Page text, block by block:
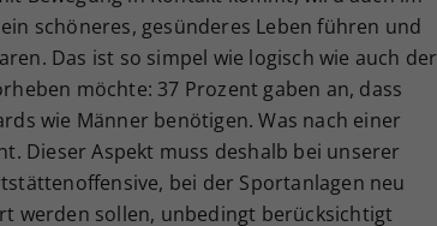
schöneres, gesünderes Leben führen und
Das ist so simpel wie logisch wie auch der
möchte: 37 Prozent gaben an, dass
wie Männer benötigen. Was nach einer
Dieser Aspekt muss deshalb bei unserer
bei der Sportanlagen neu
werden sollen, unbedingt berücksichtigt